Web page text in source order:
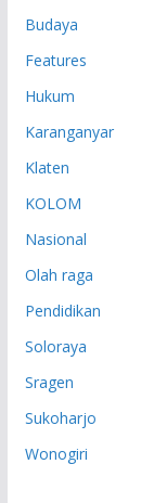
Budaya
Features
Hukum
Karanganyar
Klaten
KOLOM
Nasional
Olah raga
Pendidikan
Soloraya
Sragen
Sukoharjo
Wonogiri